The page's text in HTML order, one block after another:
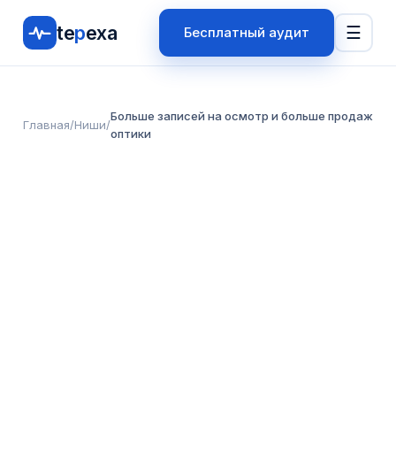
tepexa Бесплатный аудит ☰
Главная/Ниши/
Больше записей на осмотр и больше продаж
оптики